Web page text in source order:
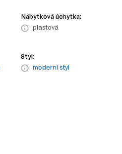
Nábytková úchytka:
plastová
Styl:
moderní styl